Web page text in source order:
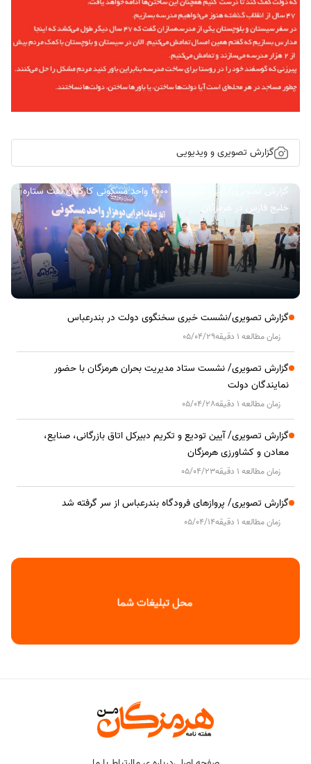
گزارش تصویری و ویدیویی
گزارش تصویری/ آیین کلنگ زنی ۲۰۰۰ واحد مسکونی کارکنان نفت ستاره
خلیج فارس در هرمزگان
گزارش تصویری/نشست خبری سخنگوی دولت در بندرعباس
زمان مطالعه 1 دقیقه 05/04/29
گزارش تصویری/ نشست ستاد مدیریت بحران هرمزگان با حضور
نمایندگان دولت
زمان مطالعه 1 دقیقه 05/04/28
گزارش تصویری/ آیین تودیع و تکریم دبیرکل اتاق بازرگانی، صنایع،
معادن و کشاورزی هرمزگان
زمان مطالعه 1 دقیقه 05/04/23
گزارش تصویری/ پروازهای فرودگاه بندرعباس از سر گرفته شد
زمان مطالعه 1 دقیقه 05/04/14